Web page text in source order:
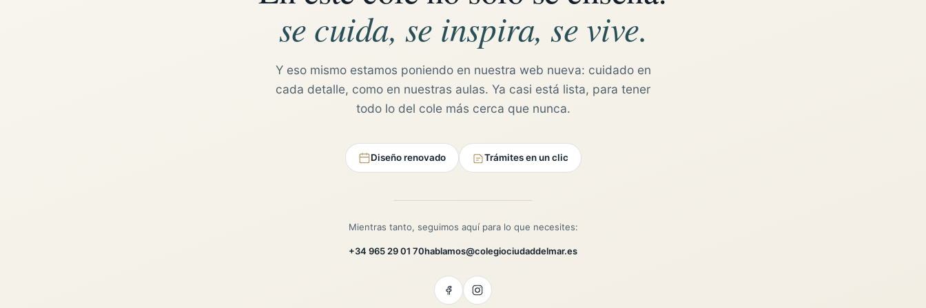
se cuida, se inspira, se vive.
Y eso mismo estamos poniendo en nuestra web nueva: cuidado en
cada detalle, como en nuestras aulas. Ya casi está lista, para tener
todo lo del cole más cerca que nunca.
Diseño renovado Trámites en un clic
Mientras tanto, seguimos aquí para lo que necesites:
+34 965 29 01 70hablamos@colegiociudaddelmar.es